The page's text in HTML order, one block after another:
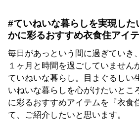
#ていねいな暮らしを実現した
かに彩るおすすめ衣食住アイ
毎日があっという間に過ぎていき
１ヶ月と時間を過ごしていません
ていねいな暮らし。目まぐるしい
いねいな暮らしを心がけたいとこ
に彩るおすすめアイテムを『衣食
て、ご紹介したいと思います。